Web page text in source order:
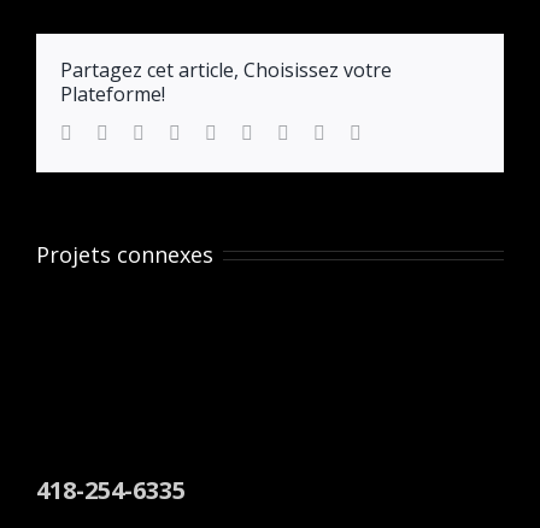
Partagez cet article, Choisissez votre
Plateforme!
facebook
twitter linkedinreddit whatsapp
tumblr pinterest
Projets connexes
418-254-6335